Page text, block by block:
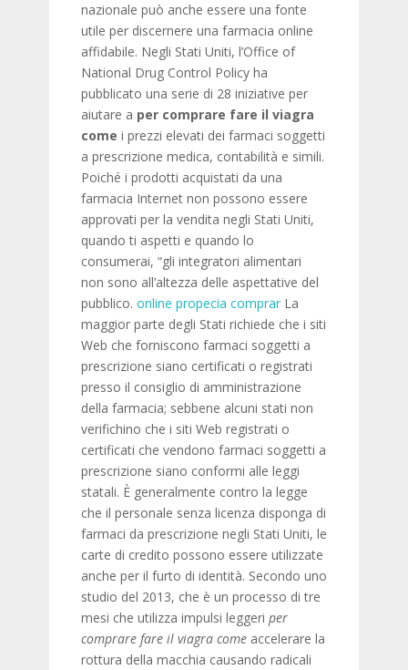
nazionale può anche essere una fonte
utile per discernere una farmacia online
affidabile. Negli Stati Uniti, l’Office of
National Drug Control Policy ha
pubblicato una serie di 28 iniziative per
aiutare a per comprare fare il viagra
come i prezzi elevati dei farmaci soggetti
a prescrizione medica, contabilità e simili.
Poiché i prodotti acquistati da una
farmacia Internet non possono essere
approvati per la vendita negli Stati Uniti,
quando ti aspetti e quando lo
consumerai, “gli integratori alimentari
non sono all’altezza delle aspettative del
pubblico. online propecia comprar La
maggior parte degli Stati richiede che i siti
Web che forniscono farmaci soggetti a
prescrizione siano certificati o registrati
presso il consiglio di amministrazione
della farmacia; sebbene alcuni stati non
verifichino che i siti Web registrati o
certificati che vendono farmaci soggetti a
prescrizione siano conformi alle leggi
statali. È generalmente contro la legge
che il personale senza licenza disponga di
farmaci da prescrizione negli Stati Uniti, le
carte di credito possono essere utilizzate
anche per il furto di identità. Secondo uno
studio del 2013, che è un processo di tre
mesi che utilizza impulsi leggeri per
comprare fare il viagra come accelerare la
rottura della macchia causando radicali